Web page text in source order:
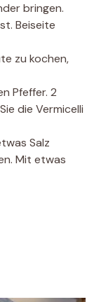
bringen.
Beiseite
zu kochen,
Pfeffer. 2
die Vermicelli
Salz
Mit etwas